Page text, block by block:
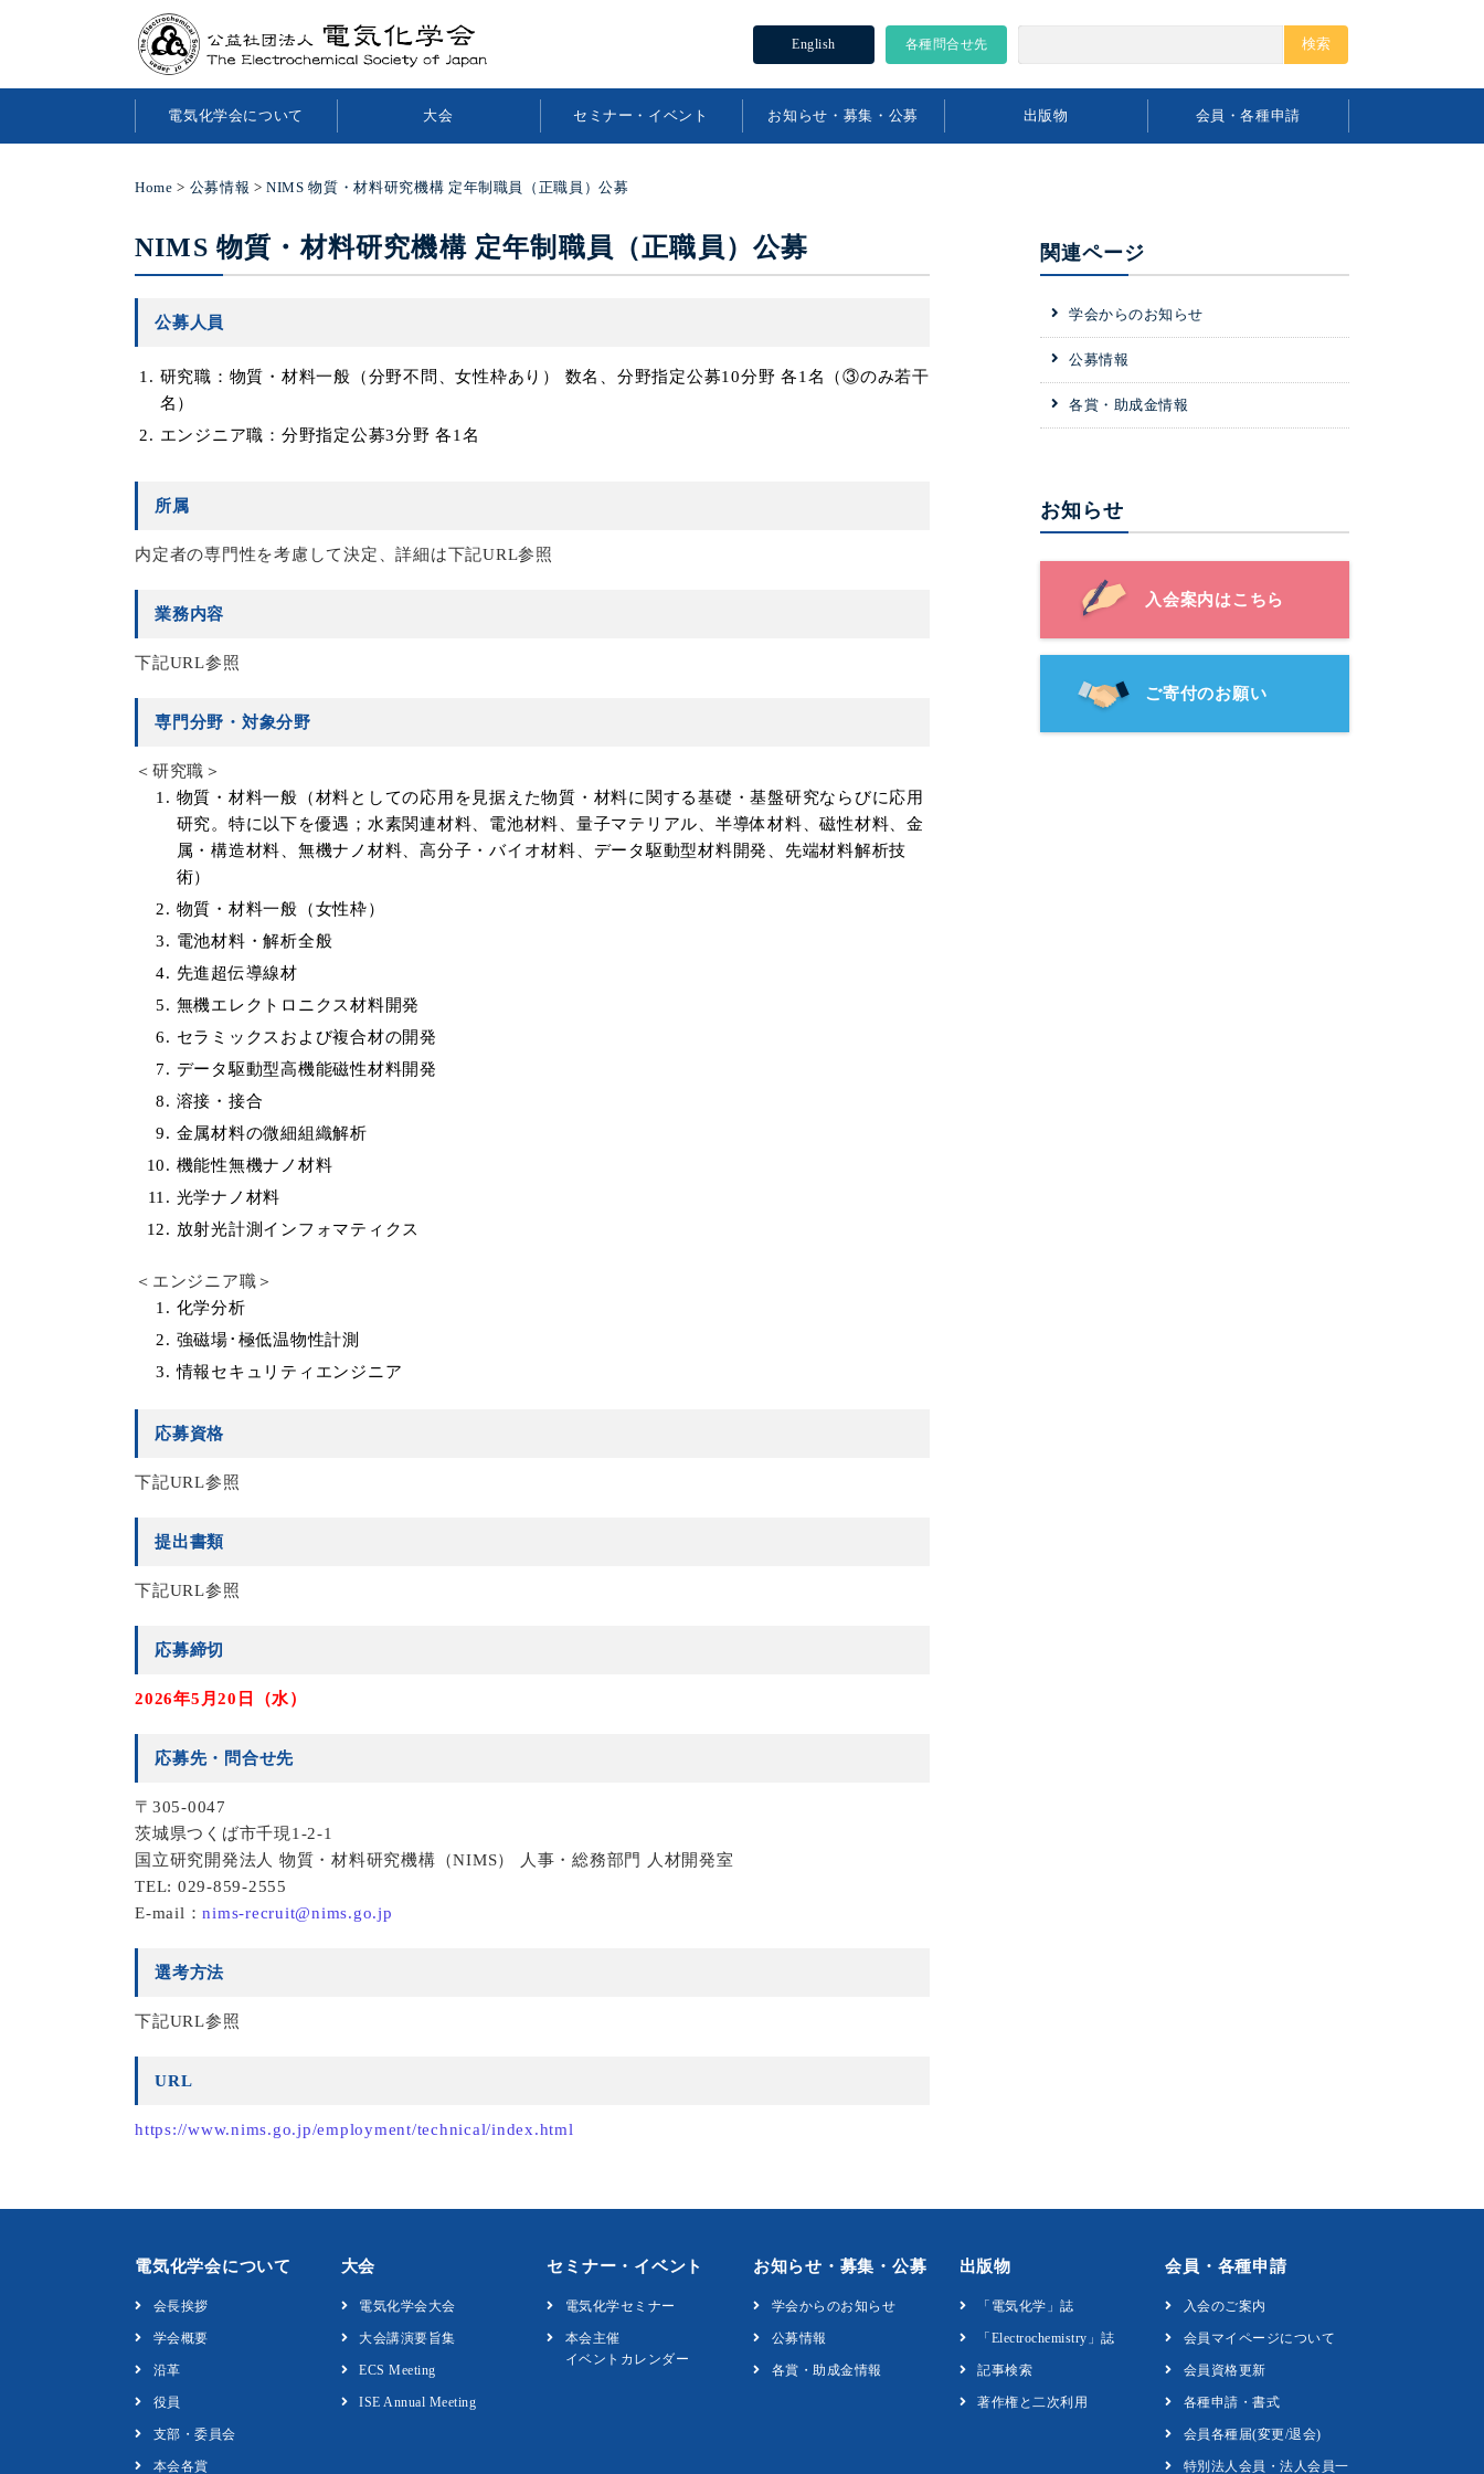
English 各種問合せ先
電気化学会について 大会 セミナー・イベント お知らせ・募集・公募 出版物 会員・各種申請
Home > 公募情報 >NIMS 物質・材料研究機構 定年制職員（正職員）公募
NIMS 物質・材料研究機構 定年制職員（正職員）公募
公募人員
研究職：物質・材料一般（分野不問、女性枠あり） 数名、分野指定公募10分野 各1名（③のみ若干
名）
エンジニア職：分野指定公募3分野 各1名
所属
内定者の専門性を考慮して決定、詳細は下記URL参照
業務内容
下記URL参照
専門分野・対象分野
＜研究職＞
物質・材料一般（材料としての応用を見据えた物質・材料に関する基礎・基盤研究ならびに応用
研究。特に以下を優遇；水素関連材料、電池材料、量子マテリアル、半導体材料、磁性材料、金
属・構造材料、無機ナノ材料、高分子・バイオ材料、データ駆動型材料開発、先端材料解析技
術）
物質・材料一般（女性枠）
電池材料・解析全般
先進超伝導線材
無機エレクトロニクス材料開発
セラミックスおよび複合材の開発
データ駆動型高機能磁性材料開発
溶接・接合
金属材料の微細組織解析
機能性無機ナノ材料
光学ナノ材料
放射光計測インフォマティクス
＜エンジニア職＞
化学分析
強磁場･極低温物性計測
情報セキュリティエンジニア
応募資格
下記URL参照
提出書類
下記URL参照
応募締切
2026年5月20日（水）
応募先・問合せ先
〒305-0047
茨城県つくば市千現1-2-1
国立研究開発法人 物質・材料研究機構（NIMS） 人事・総務部門 人材開発室
TEL: 029-859-2555
E-mail：nims-recruit@nims.go.jp
選考方法
下記URL参照
URL
https://www.nims.go.jp/employment/technical/index.html
関連ページ
学会からのお知らせ
公募情報
各賞・助成金情報
お知らせ
入会案内はこちら
ご寄付のお願い
電気化学会について
会長挨拶
学会概要
沿革
役員
支部・委員会
本会各賞
大会
電気化学会大会
大会講演要旨集
ECS Meeting
ISE Annual Meeting
セミナー・イベント
電気化学セミナー
本会主催
イベントカレンダー
お知らせ・募集・公募
学会からのお知らせ
公募情報
各賞・助成金情報
出版物
「電気化学」誌
「Electrochemistry」誌
記事検索
著作権と二次利用
会員・各種申請
入会のご案内
会員マイページについて
会員資格更新
各種申請・書式
会員各種届(変更/退会)
特別法人会員・法人会員一